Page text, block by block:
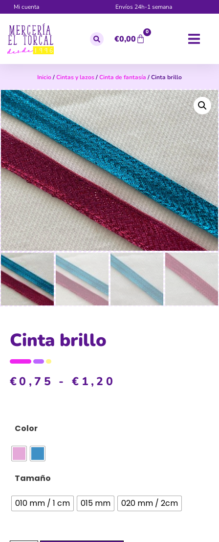
Mi cuenta Envíos 24h-1 semana
€0,00
0
Inicio/Cintas y lazos/Cinta de fantasía / Cinta brillo
Cinta brillo
€0,75 - € 1,20
Color
Tamaño
010 mm / 1 cm 015 mm 020 mm / 2cm